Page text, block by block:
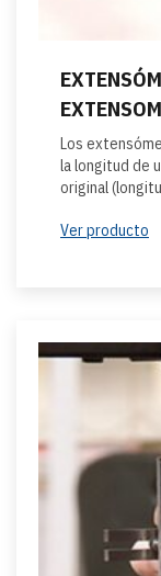
Los
la longitud de
original
Ver producto